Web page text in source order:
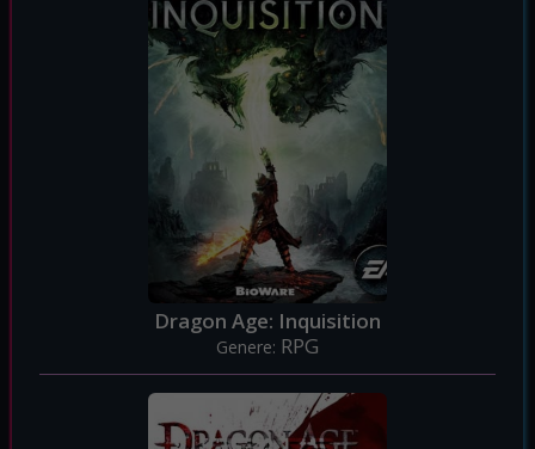
Dragon Age: Inquisition
Genere: RPG